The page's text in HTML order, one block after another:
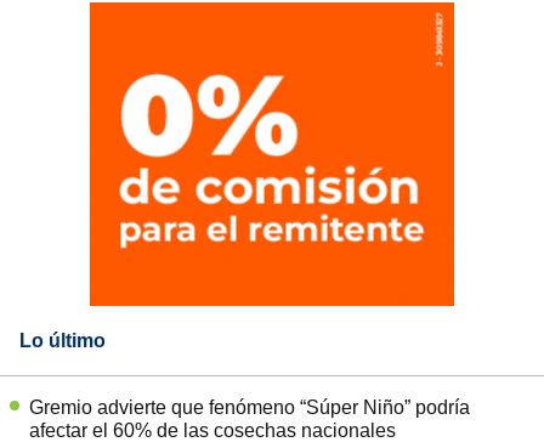
Lo último
Gremio advierte que fenómeno “Súper Niño” podría
afectar el 60% de las cosechas nacionales